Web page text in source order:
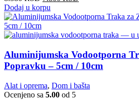
Dodaj u korpu
Aluminijumska Vodootporna
Popravku – 5cm / 10cm
Alat i oprema, Dom i bašta
Ocenjeno sa 5.00 od 5